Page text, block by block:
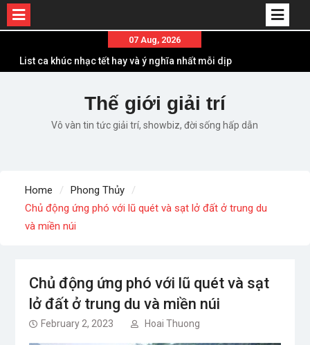
content
07 Aug, 2026
List ca khúc nhạc tết hay và ý nghĩa nhất mỗi dịp
Em ơi lên phố – Minh Vương: Màn comeback
“ngoạn mục” với triệu view
Những ca khúc nhạc xuân “sặc mùi” quảng cáo
Lời bài hát Chúng Ta của Hiện Tại – Sơn Tùng M-
TP – Full lyrics bản chuẩn
Thế giới giải trí
Vô vàn tin tức giải trí, showbiz, đời sống hấp dẫn
Home
Phong Thủy
Chủ động ứng phó với lũ quét và sạt lở đất ở trung du
và miền núi
Chủ động ứng phó với lũ quét và sạt
lở đất ở trung du và miền núi
February 2, 2023 Hoai Thuong